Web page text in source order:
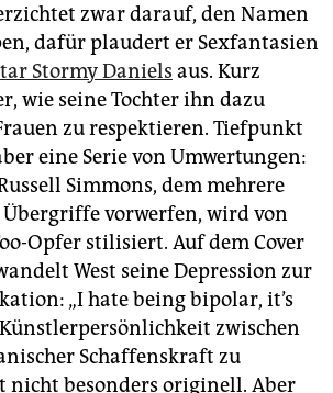
zwar darauf, den Namen
dafür plaudert er Sexfantasien
Stormy Daniels aus. Kurz
wie seine Tochter ihn dazu
zu respektieren. Tiefpunkt
eine Serie von Umwertungen:
Simmons, dem mehrere
Übergriffe vorwerfen, wird von
Opfer stilisiert. Auf dem Cover
West seine Depression zur
„I hate being bipolar, it’s
Künstlerpersönlichkeit zwischen
Schaffenskraft zu
nicht besonders originell. Aber